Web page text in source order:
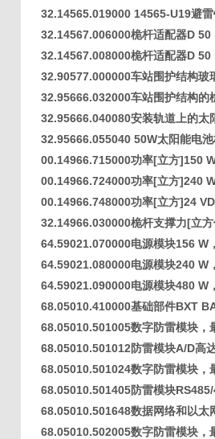
32.14565.019000 14565-U19避雷
32.14567.006000桅杆适配器D 50
32.14567.008000桅杆适配器D 50
32.90577.000000车站围护结构玻
32.95666.032000车站围护结构的
32.95666.040080安装轨道上的太
32.95666.055040 50W太阳能电
00.14966.715000功率[立方]150
00.14966.724000功率[立方]240
00.14966.748000功率[立方]24
32.14966.030000桅杆支撑力[立
64.59021.070000电源模块156 W
64.59021.080000电源模块240 W
64.59021.090000电源模块480 W
68.05010.410000基础部件BXT
68.05010.501005数字防雷模块，
68.05010.501012防雷模块A/D高
68.05010.501024数字防雷模块，
68.05010.501405防雷模块
68.05010.501648数据网络和以太
68.05010.502005数字防雷模块，